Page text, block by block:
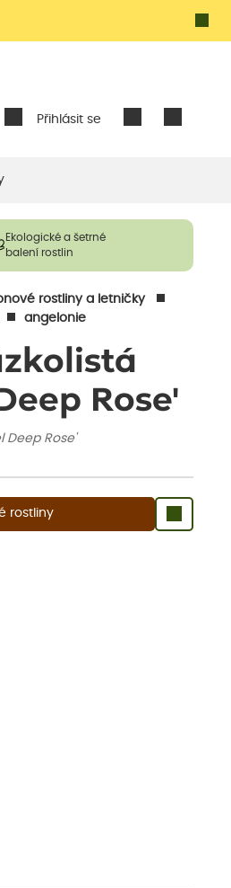
Přihlásit se
Ekologické a šetrné
balení rostlin
rostliny a letničky
angelonie
Rose'
Deep Rose'
rostliny